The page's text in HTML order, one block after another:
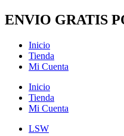
Ir
al
ENVIO GRATIS
Inicio
Tienda
Mi Cuenta
Inicio
Tienda
Mi Cuenta
LSW